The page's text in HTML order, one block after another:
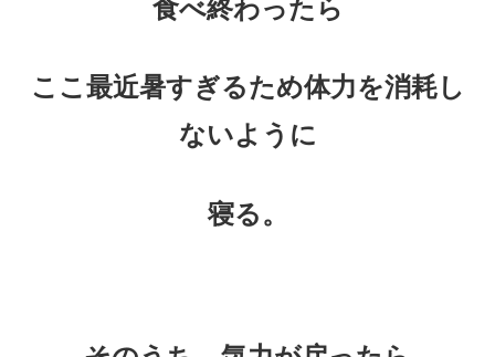
食べ終わったら
ここ最近暑すぎるため体力を消耗し
ないように
寝る。